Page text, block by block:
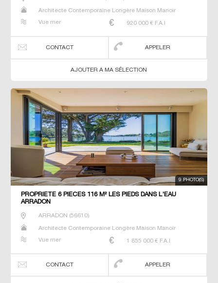
Architecte Contemporaine Longère Maison Manoir
Vue mer
920 000 € F.A.I
CONTACT APPELER
AJOUTER A MA SÉLECTION
9 PHOTO(S)
PROPRIETE 6 PIECES 116 M² LES PIEDS DANS L'EAU
ARRADON
ARRADON (56610)
Architecte Contemporaine Longère Maison Manoir
Vue mer
1 855 000 € F.A.I
CONTACT APPELER